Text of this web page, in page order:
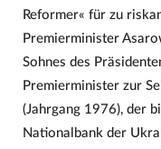
Reformer« für zu
Premierminister
Sohnes des
Premierminister zur
(Jahrgang 1976), der
Nationalbank der